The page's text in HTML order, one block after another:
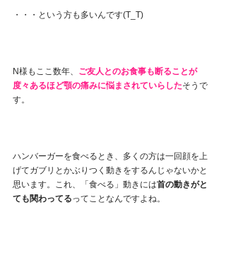
・・・という方も多いんです(T_T)
N様もここ数年、 ご友人とのお食事も断ることが
度々あるほど顎の痛みに悩まされていらしたそうで
す。
ハンバーガーを食べるとき、多くの方は一回顔を上
げてガブリとかぶりつく動きをするんじゃないかと
思います。これ、「食べる」動きには首の動きがと
ても関わってる ってことなんですよね。